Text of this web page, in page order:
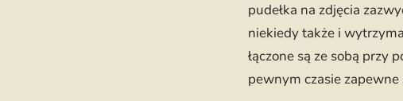
pudełka na zdjęcia
niekiedy także i
łączone są ze sobą przy
pewnym czasie zapewne